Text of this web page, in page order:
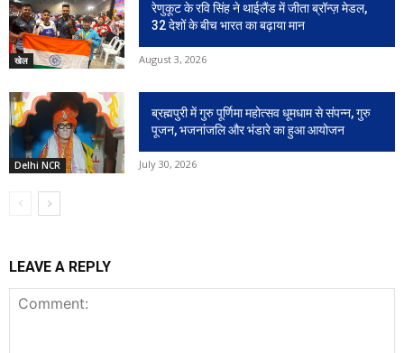
खेल
रेणुकूट के रवि सिंह ने थाईलैंड में जीता ब्रॉन्ज़ मेडल,
32 देशों के बीच भारत का बढ़ाया मान
August 3, 2026
Delhi NCR
ब्रह्मपुरी में गुरु पूर्णिमा महोत्सव धूमधाम से संपन्न, गुरु
पूजन, भजनांजलि और भंडारे का हुआ आयोजन
July 30, 2026
LEAVE A REPLY